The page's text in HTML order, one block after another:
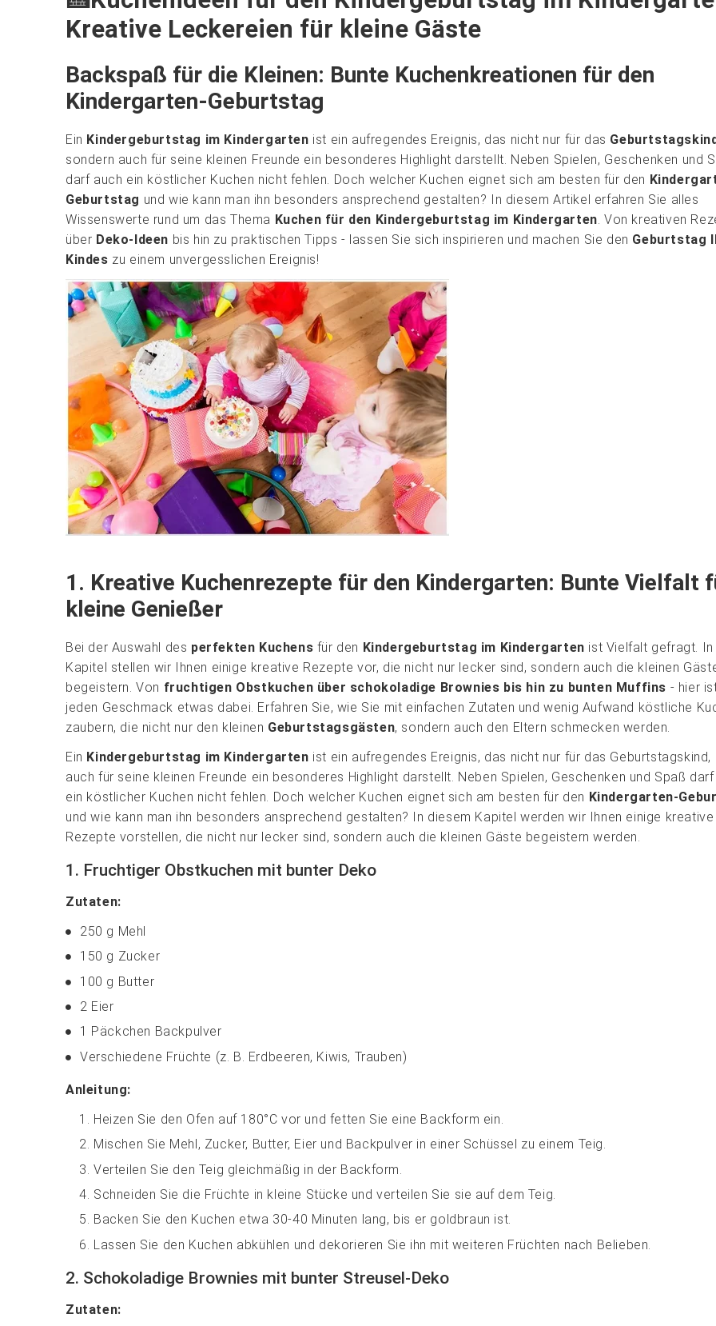
Kreative Leckereien für kleine Gäste
Backspaß für die Kleinen: Bunte Kuchenkreationen für den
Kindergarten-Geburtstag
Ein Kindergeburtstag im Kindergarten ist ein aufregendes Ereignis, das nicht nur für das
sondern auch für seine kleinen Freunde ein besonderes Highlight darstellt. Neben Spielen, Geschenken und
darf auch ein köstlicher Kuchen nicht fehlen. Doch welcher Kuchen eignet sich am besten für den
Geburtstag und wie kann man ihn besonders ansprechend gestalten? In diesem Artikel erfahren Sie alles
Wissenswerte rund um das Thema Kuchen für den Kindergeburtstag im Kindergarten. Von kreativen
über Deko-Ideen bis hin zu praktischen Tipps - lassen Sie sich inspirieren und machen Sie den Geburtstag
Kindes zu einem unvergesslichen Ereignis!
1. Kreative Kuchenrezepte für den Kindergarten: Bunte Vielfalt
kleine Genießer
Bei der Auswahl des perfekten Kuchens für den Kindergeburtstag im Kindergarten ist Vielfalt gefragt.
Kapitel stellen wir Ihnen einige kreative Rezepte vor, die nicht nur lecker sind, sondern auch die kleinen
begeistern. Von fruchtigen Obstkuchen über schokoladige Brownies bis hin zu bunten Muffins - hier
jeden Geschmack etwas dabei. Erfahren Sie, wie Sie mit einfachen Zutaten und wenig Aufwand köstliche
zaubern, die nicht nur den kleinen Geburtstagsgästen, sondern auch den Eltern schmecken werden.
Ein Kindergeburtstag im Kindergarten ist ein aufregendes Ereignis, das nicht nur für das Geburtstagskind,
auch für seine kleinen Freunde ein besonderes Highlight darstellt. Neben Spielen, Geschenken und Spaß
ein köstlicher Kuchen nicht fehlen. Doch welcher Kuchen eignet sich am besten für den Kindergarten-
und wie kann man ihn besonders ansprechend gestalten? In diesem Kapitel werden wir Ihnen einige kreative
Rezepte vorstellen, die nicht nur lecker sind, sondern auch die kleinen Gäste begeistern werden.
1. Fruchtiger Obstkuchen mit bunter Deko
Zutaten:
250 g Mehl
150 g Zucker
100 g Butter
2 Eier
1 Päckchen Backpulver
Verschiedene Früchte (z. B. Erdbeeren, Kiwis, Trauben)
Anleitung:
Heizen Sie den Ofen auf 180°C vor und fetten Sie eine Backform ein.
Mischen Sie Mehl, Zucker, Butter, Eier und Backpulver in einer Schüssel zu einem Teig.
Verteilen Sie den Teig gleichmäßig in der Backform.
Schneiden Sie die Früchte in kleine Stücke und verteilen Sie sie auf dem Teig.
Backen Sie den Kuchen etwa 30-40 Minuten lang, bis er goldbraun ist.
Lassen Sie den Kuchen abkühlen und dekorieren Sie ihn mit weiteren Früchten nach Belieben.
2. Schokoladige Brownies mit bunter Streusel-Deko
Zutaten: